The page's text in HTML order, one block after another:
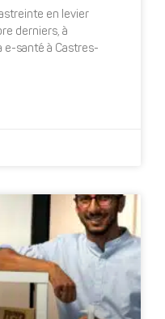
en levier
derniers, à
e-santé à Castres-